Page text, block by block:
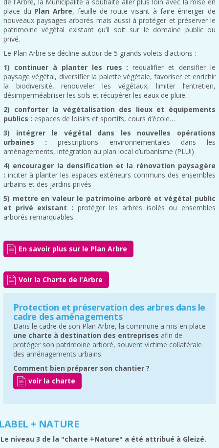
place du Plan Arbre, feuille de route visant à faire émerger de
nouveaux paysages arborés mais aussi à protéger et préserver le
patrimoine végétal existant qu’il soit sur le domaine public ou
privé.
Le Plan Arbre se décline autour de 5 grands volets d'actions :
1) continuer à planter les rues : requalifier et densifier le
paysage végétal, diversifier la palette végétale, favoriser et enrichir
la biodiversité, renouveler les végétaux, limiter l’entretien,
désimperméabiliser les sols et récupérer les eaux de pluie…
2) conforter la végétalisation des lieux et équipements
publics : espaces de loisirs et sportifs, cours d’école…
3) intégrer le végétal dans les nouvelles opérations
urbaines : prescriptions environnementales dans les
aménagements, intégration au plan local d’urbanisme (PLUi)
4) encourager la densification et la rénovation paysagère
: inciter à planter les espaces extérieurs communs des ensembles
urbains et des jardins privés
5) mettre en valeur le patrimoine arboré et végétal public
et privé existant : protéger les arbres isolés ou ensembles
arborés remarquables…
En savoir plus sur le Plan Arbre
Voir la Charte de l'Arbre
Protection et préservation des arbres dans le
cadre des aménagements
Dans le cadre de son Plan Arbre, la commune a mis en place
une charte à destination des entreprises afin de
protéger son patrimoine arboré, souvent victime collatérale
des aménagements urbains.
Comment bien préparer son chantier ?
voir la charte
+ NATURE
niveau 3 de la "charte +Nature" a été attribué à Gleizé.